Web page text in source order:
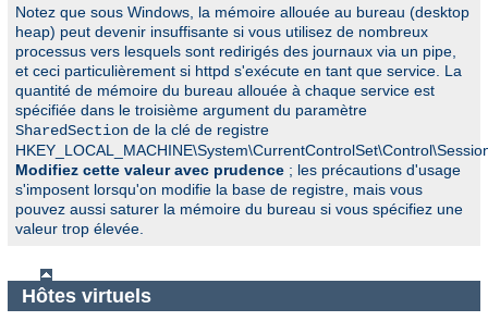
Notez que sous Windows, la mémoire allouée au bureau (desktop
heap) peut devenir insuffisante si vous utilisez de nombreux
processus vers lesquels sont redirigés des journaux via un pipe,
et ceci particulièrement si httpd s'exécute en tant que service. La
quantité de mémoire du bureau allouée à chaque service est
spécifiée dans le troisième argument du paramètre
SharedSection de la clé de registre
Modifiez cette valeur avec prudence ; les précautions d'usage
s'imposent lorsqu'on modifie la base de registre, mais vous
pouvez aussi saturer la mémoire du bureau si vous spécifiez une
valeur trop élevée.
Hôtes virtuels